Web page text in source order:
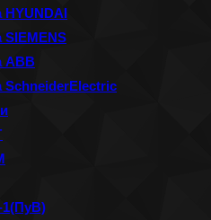
HYUNDAI
SIEMENS
ABB
SchneiderElectric